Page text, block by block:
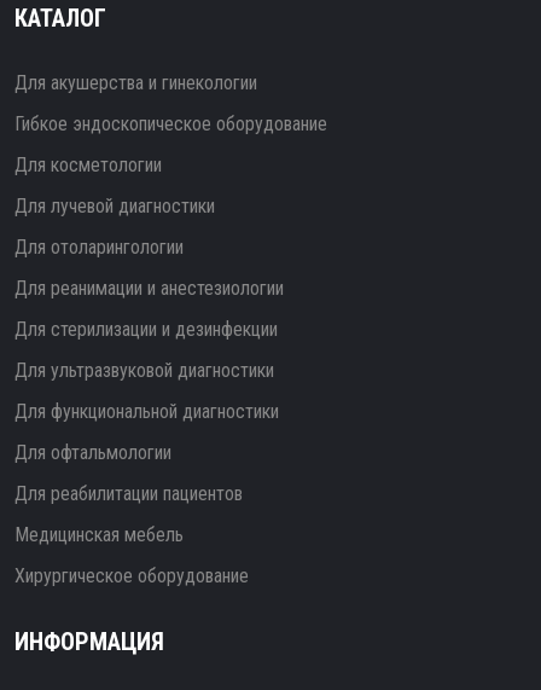
КАТАЛОГ
Для акушерства и гинекологии
Гибкое эндоскопическое оборудование
Для косметологии
Для лучевой диагностики
Для отоларингологии
Для реанимации и анестезиологии
Для стерилизации и дезинфекции
Для ультразвуковой диагностики
Для функциональной диагностики
Для офтальмологии
Для реабилитации пациентов
Медицинская мебель
Хирургическое оборудование
ИНФОРМАЦИЯ